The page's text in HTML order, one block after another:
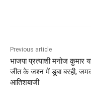
Previous article
भाजपा प्रत्याशी मनोज कुमार
जीत के जश्न में डूबा बरही,
आतिशबाजी